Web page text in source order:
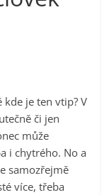
je ten vtip? V
či jen
může
i chytrého. No a
samozřejmě
více, třeba